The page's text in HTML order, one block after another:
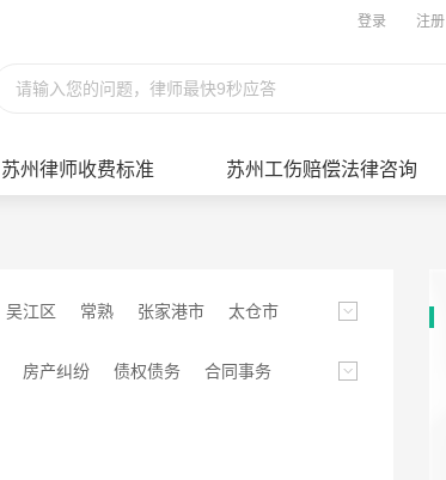
登录 注册
请输入您的问题，律师最快9秒应答
苏州律师收费标准 苏州工伤赔偿法律咨询
吴江区 常熟 张家港市 太仓市
房产纠纷 债权债务 合同事务